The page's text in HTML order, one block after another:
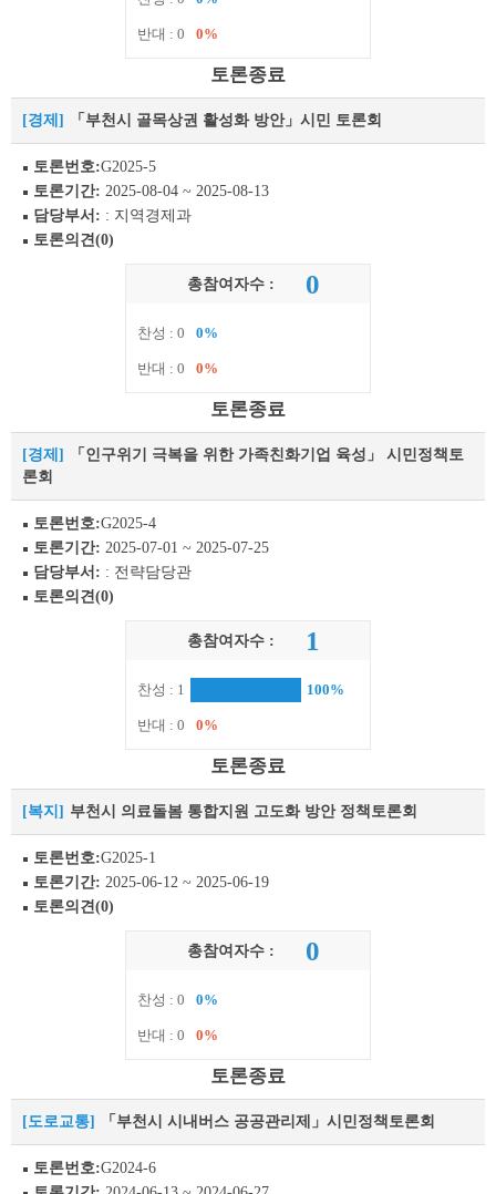
반대 : 0 0%
토론종료
[경제] 「부천시 골목상권 활성화 방안」시민 토론회
토론번호:G2025-5
토론기간: 2025-08-04 ~ 2025-08-13
담당부서: : 지역경제과
토론의견(0)
총참여자수 : 0
찬성 : 0 0%
반대 : 0 0%
토론종료
[경제]
「인구위기 극복을 위한 가족친화기업 육성」 시민정책토
론회
토론번호:G2025-4
토론기간: 2025-07-01 ~ 2025-07-25
담당부서: : 전략담당관
토론의견(0)
총참여자수 : 1
찬성 : 1 100%
반대 : 0 0%
토론종료
[복지] 부천시 의료돌봄 통합지원 고도화 방안 정책토론회
토론번호:G2025-1
토론기간: 2025-06-12 ~ 2025-06-19
토론의견(0)
총참여자수 : 0
찬성 : 0 0%
반대 : 0 0%
토론종료
[도로교통] 「부천시 시내버스 공공관리제」시민정책토론회
토론번호:G2024-6